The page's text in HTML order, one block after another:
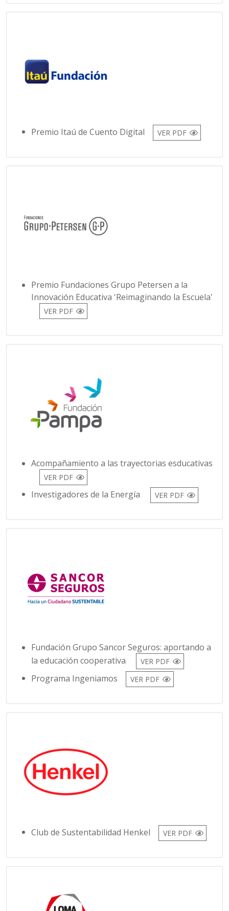
Premio Itaú de Cuento Digital VER PDF
Premio Fundaciones Grupo Petersen a la
Innovación Educativa 'Reimaginando la Escuela'
VER PDF
Acompañamiento a las trayectorias esducativas
VER PDF
Investigadores de la Energía VER PDF
Fundación Grupo Sancor Seguros: aportando a
la educación cooperativa
VER PDF
Programa Ingeniamos VER PDF
Club de Sustentabilidad Henkel VER PDF